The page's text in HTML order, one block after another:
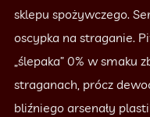
sklepu spożywczego.
oscypka na straganie.
„ślepaka” 0% w smaku
straganach, prócz
bliźniego arsenały